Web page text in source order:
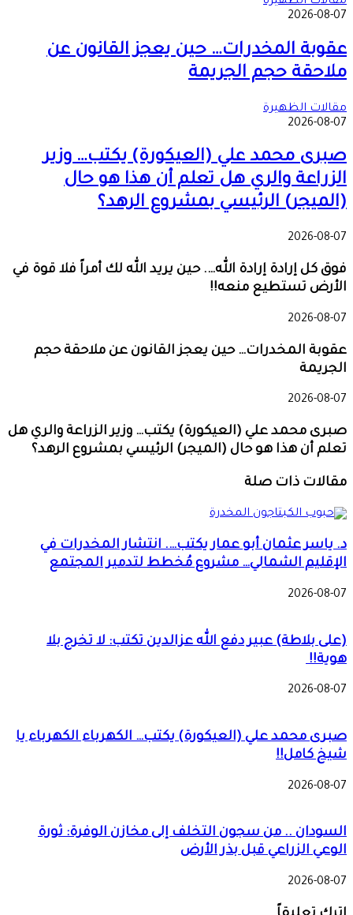
2026-08-07
عقوبة المخدرات… حين يعجز القانون عن
ملاحقة حجم الجريمة
مقالات الظهيرة
2026-08-07
صبرى محمد علي (العيكورة) يكتب… وزير
الزراعة والري هل تعلم أن هذا هو حال
(الميجر) الرئيسي بمشروع الرهد؟
2026-08-07
فوق كل إرادة إرادة الله…. حين يريد الله لك أمراً فلا قوة في
الأرض تستطيع منعه!!
2026-08-07
عقوبة المخدرات… حين يعجز القانون عن ملاحقة حجم
الجريمة
2026-08-07
صبرى محمد علي (العيكورة) يكتب… وزير الزراعة والري هل
تعلم أن هذا هو حال (الميجر) الرئيسي بمشروع الرهد؟
مقالات ذات صلة
د. ياسر عثمان أبو عمار يكتب…. انتشار المخدرات في
الإقليم الشمالي… مشروع مُخطط لتدمير المجتمع
2026-08-07
(على بلاطة) عبير دفع الله عزالدين تكتب: لا تخرج بلا
هوية!!
2026-08-07
صبرى محمد علي (العيكورة) يكتب… الكهرباء الكهرباء يا
شيخ كامل!!
2026-08-07
السودان .. من سجون التخلف إلى مخازن الوفرة: ثورة
الوعي الزراعي قبل بذر الأرض
2026-08-07